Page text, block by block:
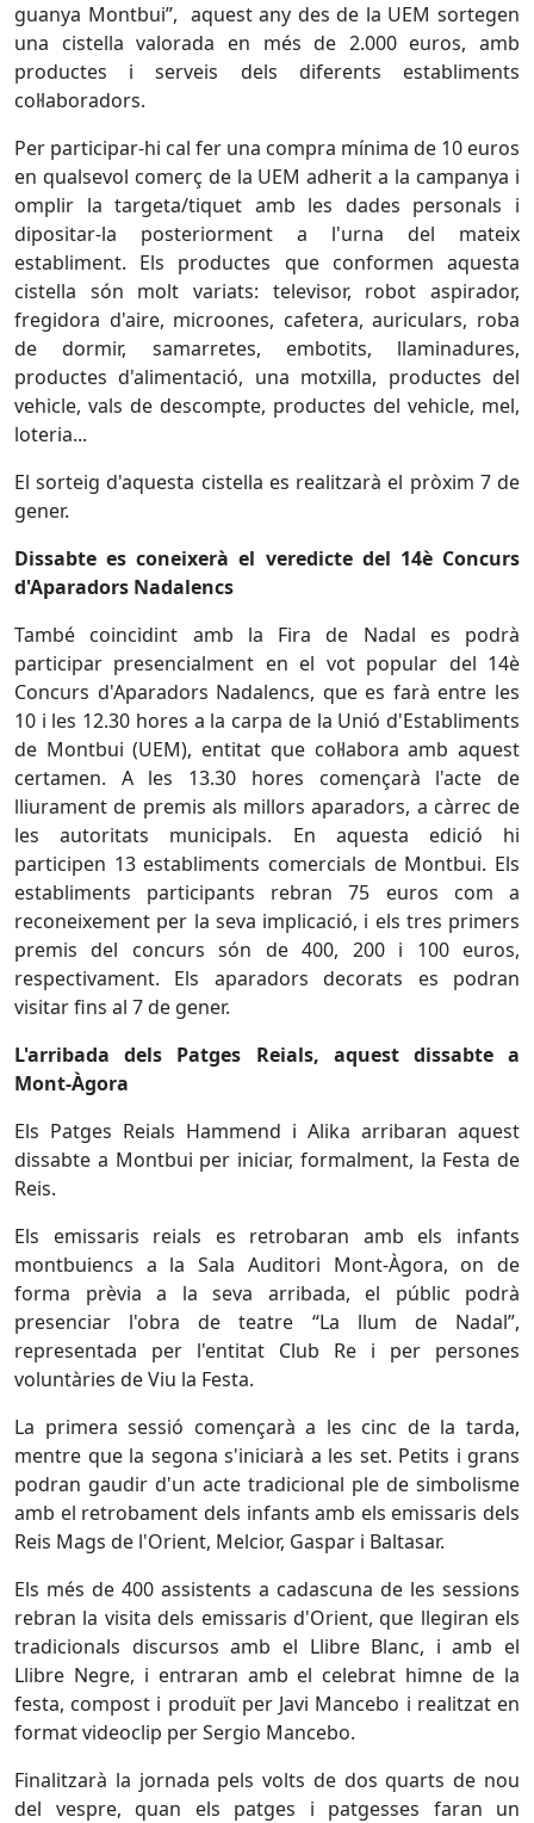
guanya Montbui”, aquest any des de la UEM sortegen
una cistella valorada en més de 2.000 euros, amb
productes i serveis dels diferents establiments
col·laboradors.
Per participar-hi cal fer una compra mínima de 10 euros
en qualsevol comerç de la UEM adherit a la campanya i
omplir la targeta/tiquet amb les dades personals i
dipositar-la posteriorment a l'urna del mateix
establiment. Els productes que conformen aquesta
cistella són molt variats: televisor, robot aspirador,
fregidora d'aire, microones, cafetera, auriculars, roba
de dormir, samarretes, embotits, llaminadures,
productes d'alimentació, una motxilla, productes del
vehicle, vals de descompte, productes del vehicle, mel,
loteria...
El sorteig d'aquesta cistella es realitzarà el pròxim 7 de
gener.
Dissabte es coneixerà el veredicte del 14è Concurs
d'Aparadors Nadalencs
També coincidint amb la Fira de Nadal es podrà
participar presencialment en el vot popular del 14è
Concurs d'Aparadors Nadalencs, que es farà entre les
10 i les 12.30 hores a la carpa de la Unió d'Establiments
de Montbui (UEM), entitat que col·labora amb aquest
certamen. A les 13.30 hores començarà l'acte de
lliurament de premis als millors aparadors, a càrrec de
les autoritats municipals. En aquesta edició hi
participen 13 establiments comercials de Montbui. Els
establiments participants rebran 75 euros com a
reconeixement per la seva implicació, i els tres primers
premis del concurs són de 400, 200 i 100 euros,
respectivament. Els aparadors decorats es podran
visitar fins al 7 de gener.
L'arribada dels Patges Reials, aquest dissabte a
Mont-Àgora
Els Patges Reials Hammend i Alika arribaran aquest
dissabte a Montbui per iniciar, formalment, la Festa de
Reis.
Els emissaris reials es retrobaran amb els infants
montbuiencs a la Sala Auditori Mont-Àgora, on de
forma prèvia a la seva arribada, el públic podrà
presenciar l'obra de teatre “La llum de Nadal”,
representada per l'entitat Club Re i per persones
voluntàries de Viu la Festa.
La primera sessió començarà a les cinc de la tarda,
mentre que la segona s'iniciarà a les set. Petits i grans
podran gaudir d'un acte tradicional ple de simbolisme
amb el retrobament dels infants amb els emissaris dels
Reis Mags de l'Orient, Melcior, Gaspar i Baltasar.
Els més de 400 assistents a cadascuna de les sessions
rebran la visita dels emissaris d'Orient, que llegiran els
tradicionals discursos amb el Llibre Blanc, i amb el
Llibre Negre, i entraran amb el celebrat himne de la
festa, compost i produït per Javi Mancebo i realitzat en
format videoclip per Sergio Mancebo.
Finalitzarà la jornada pels volts de dos quarts de nou
del vespre, quan els patges i patgesses faran un